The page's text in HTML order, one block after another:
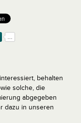
behalten
solche, die
abgegeben
dazu in unseren